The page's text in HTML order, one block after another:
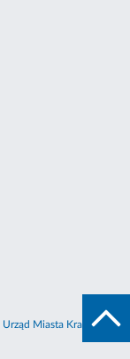
Urząd Miasta Krakowa